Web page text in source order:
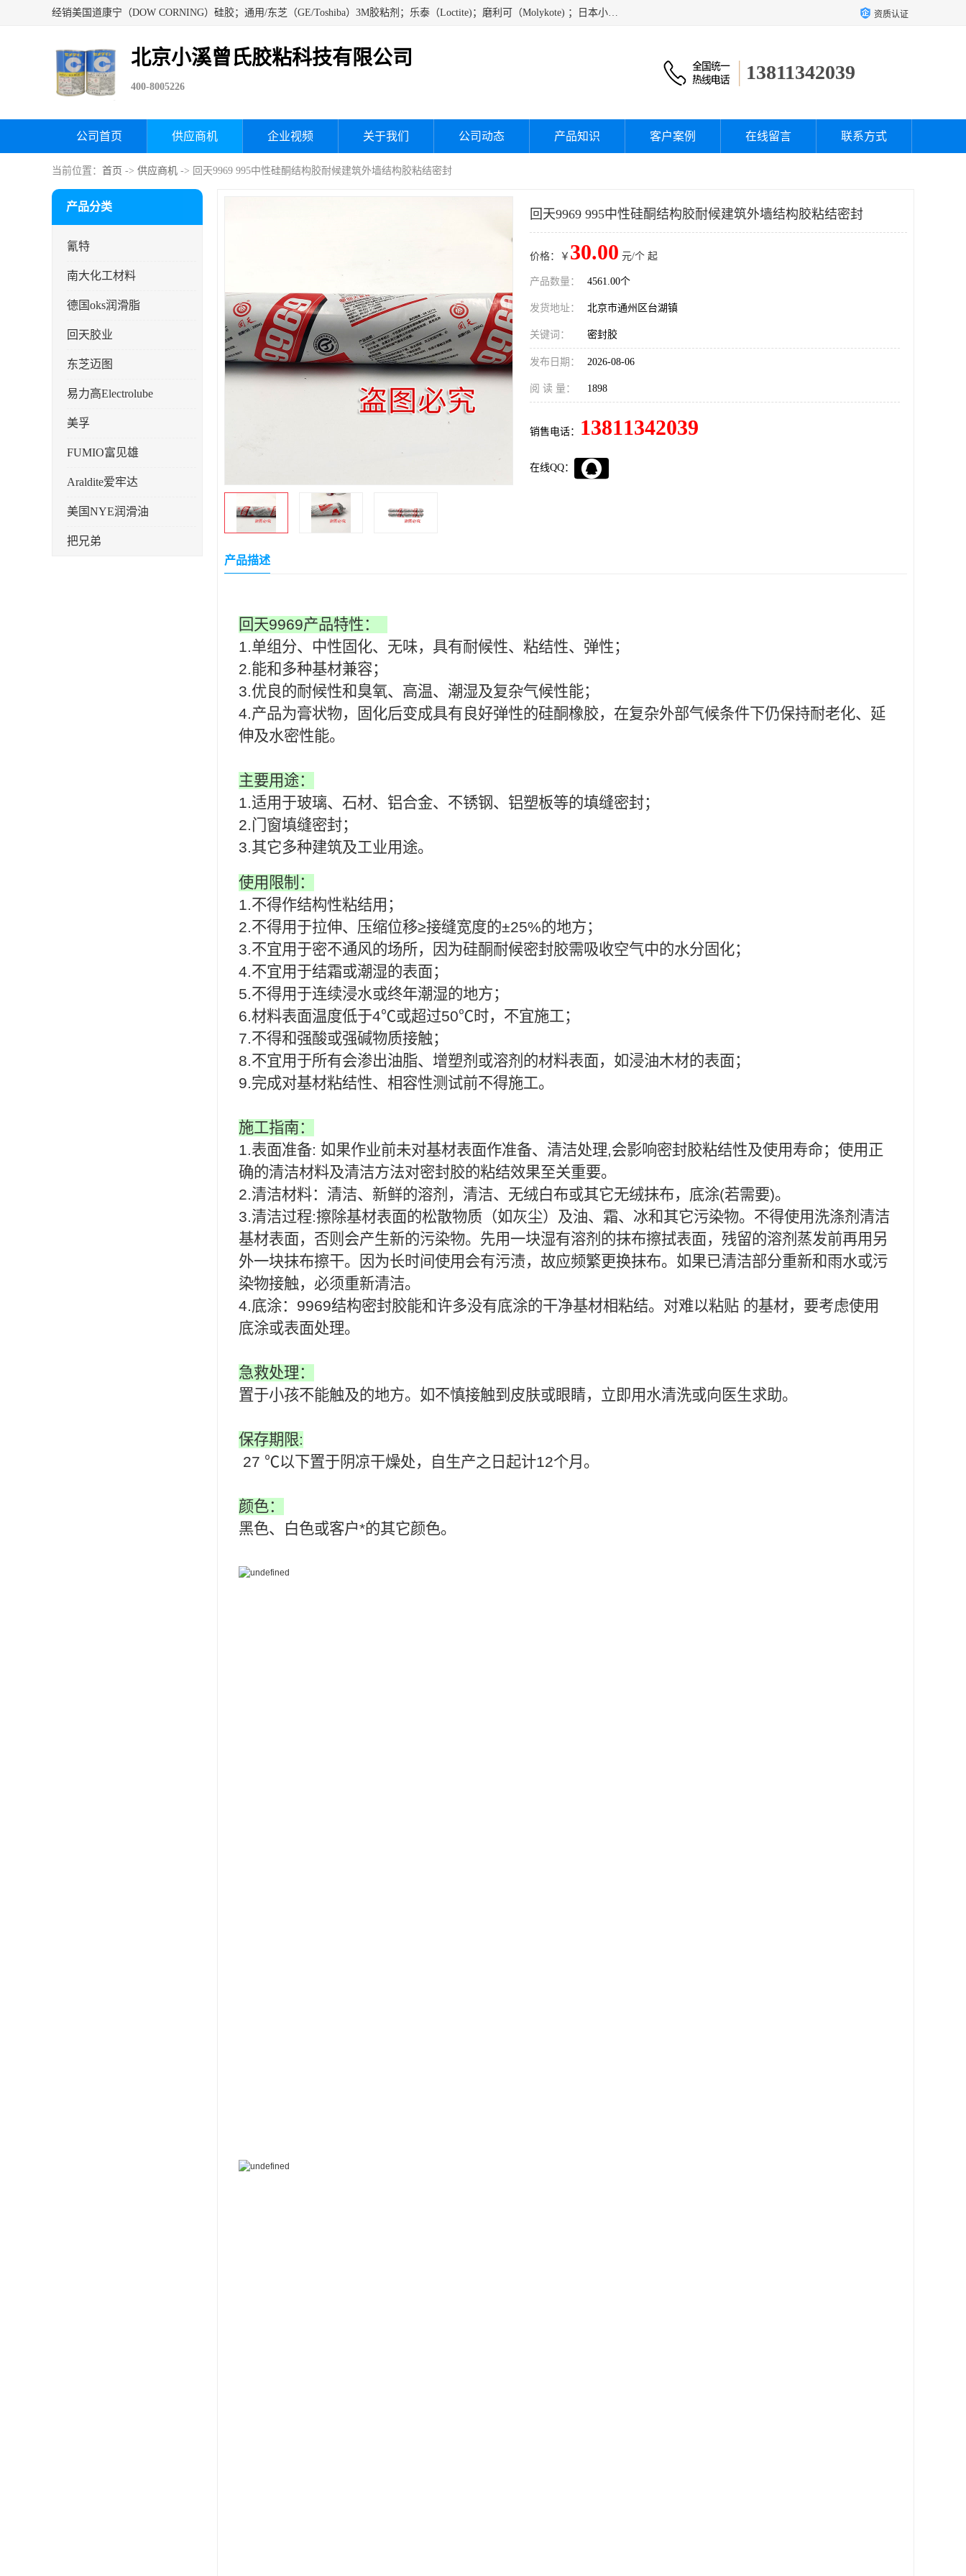
经销美国道康宁（DOW CORNING）硅胶；通用/东芝（GE/Toshiba）3M胶粘剂；乐泰（Loctite)；磨利可（Molykote) ；日本小西（KONISHI）硅胶；施敏打硬,硅胶；信越 产品；关东化成防潮披腹胶 ；三键；索尼；韩国Diabond，等各种电子电机电器进口硅胶产品、硅脂、硅油，经销美国道康宁（DOW CORNING）硅胶等 资质认证
北京小溪曾氏胶粘科技有限公司
400-8005226
13811342039
公司首页 供应商机 企业视频 关于我们 公司动态 产品知识 客户案例 在线留言 联系方式
当前位置： 首页 -> 供应商机 -> 回天9969 995中性硅酮结构胶耐候建筑外墙结构胶粘结密封
产品分类
氰特
南大化工材料
德国oks润滑脂
回天胶业
东芝迈图
易力高Electrolube
美孚
FUMIO富见雄
Araldite爱牢达
美国NYE润滑油
把兄弟
回天9969 995中性硅酮结构胶耐候建筑外墙结构胶粘结密封
价格：￥ 30.00 元/个 起
产品数量： 4561.00个
发货地址： 北京市通州区台湖镇
关键词： 密封胶
发布日期： 2026-08-06
阅 读 量： 1898
销售电话： 13811342039
在线QQ：
产品描述
回天9969产品特性：
1.单组分、中性固化、无味，具有耐候性、粘结性、弹性；
2.能和多种基材兼容；
3.优良的耐候性和臭氧、高温、潮湿及复杂气候性能；
4.产品为膏状物，固化后变成具有良好弹性的硅酮橡胶，在复杂外部气候条件下仍保持耐老化、延
伸及水密性能。
主要用途：
1.适用于玻璃、石材、铝合金、不锈钢、铝塑板等的填缝密封；
2.门窗填缝密封；
3.其它多种建筑及工业用途。
使用限制：
1.不得作结构性粘结用；
2.不得用于拉伸、压缩位移≥接缝宽度的±25%的地方；
3.不宜用于密不通风的场所，因为硅酮耐候密封胶需吸收空气中的水分固化；
4.不宜用于结霜或潮湿的表面；
5.不得用于连续浸水或终年潮湿的地方；
6.材料表面温度低于4℃或超过50℃时，不宜施工；
7.不得和强酸或强碱物质接触；
8.不宜用于所有会渗出油脂、增塑剂或溶剂的材料表面，如浸油木材的表面；
9.完成对基材粘结性、相容性测试前不得施工。
施工指南：
1.表面准备: 如果作业前未对基材表面作准备、清洁处理,会影响密封胶粘结性及使用寿命；使用正
确的清洁材料及清洁方法对密封胶的粘结效果至关重要。
2.清洁材料：清洁、新鲜的溶剂，清洁、无绒白布或其它无绒抹布，底涂(若需要)。
3.清洁过程:擦除基材表面的松散物质（如灰尘）及油、霜、冰和其它污染物。不得使用洗涤剂清洁
基材表面，否则会产生新的污染物。先用一块湿有溶剂的抹布擦拭表面，残留的溶剂蒸发前再用另
外一块抹布擦干。因为长时间使用会有污渍，故应频繁更换抹布。如果已清洁部分重新和雨水或污
染物接触，必须重新清洁。
4.底涂：9969结构密封胶能和许多没有底涂的干净基材相粘结。对难以粘贴 的基材，要考虑使用
底涂或表面处理。
急救处理：
置于小孩不能触及的地方。如不慎接触到皮肤或眼睛，立即用水清洗或向医生求助。
保存期限:
27 ℃以下置于阴凉干燥处，自生产之日起计12个月。
颜色：
黑色、白色或客户*的其它颜色。